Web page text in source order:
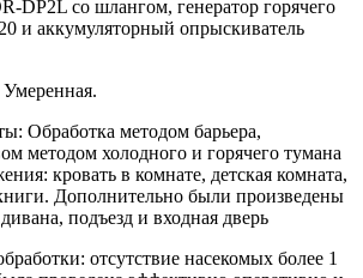
DP2L со шлангом, генератор горячего
и аккумуляторный опрыскиватель
Обработка методом барьера,
методом холодного и горячего тумана
кровать в комнате, детская комната,
Дополнительно были произведены
подъезд и входная дверь
отсутствие насекомых более 1